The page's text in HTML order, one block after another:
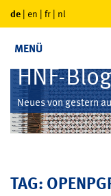
de | en | fr | nl
MENÜ
HNF-Blog
Neues von gestern
TAG: